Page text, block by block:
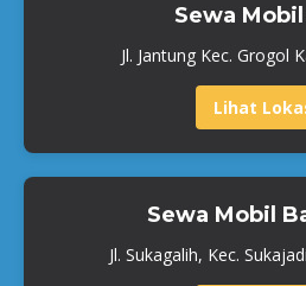
Sewa
Jl. Jantung Kec. Grogol
Lihat
Sewa Mobil
Jl. Sukagalih, Kec.